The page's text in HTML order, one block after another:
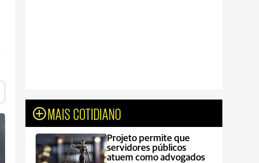
MAIS COTIDIANO
Projeto permite que
servidores públicos
atuem como advogados